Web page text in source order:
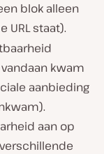
blok alleen
URL staat).
kwam
aanbieding
aan op